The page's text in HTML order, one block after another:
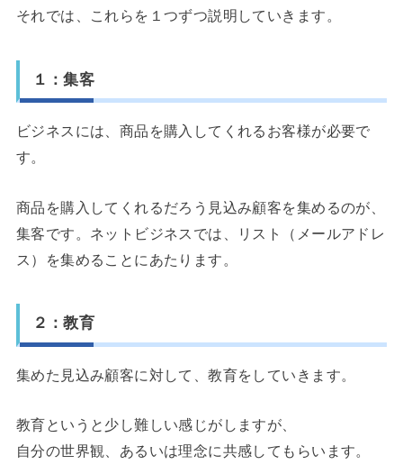
それでは、これらを１つずつ説明していきます。
１：集客
ビジネスには、商品を購入してくれるお客様が必要で
す。
商品を購入してくれるだろう見込み顧客を集めるのが、
集客です。ネットビジネスでは、リスト（メールアドレ
ス）を集めることにあたります。
２：教育
集めた見込み顧客に対して、教育をしていきます。
教育というと少し難しい感じがしますが、
自分の世界観、あるいは理念に共感してもらいます。